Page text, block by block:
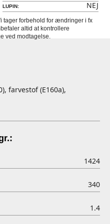
LUPIN: NEJ
tager forbehold for ændringer i fx
altid at kontrollere
ved modtagelse.
farvestof (E160a),
1424
340
1.4